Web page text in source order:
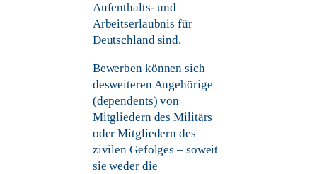
Aufenthalts- und
Arbeitserlaubnis für
Deutschland sind.
Bewerben können sich
desweiteren Angehörige
(dependents) von
Mitgliedern des Militärs
oder Mitgliedern des
zivilen Gefolges – soweit
sie weder die